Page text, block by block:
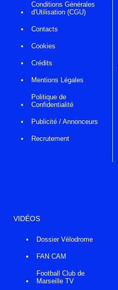
Conditions Générales
d'Utilisation (CGU)
Contacts
Cookies
Crédits
Mentions Légales
Politique de
Confidentialité
Publicité / Annonceurs
Recrutement
VIDÉOS
Dossier Vélodrome
FAN CAM
Football Club de
Marseille TV